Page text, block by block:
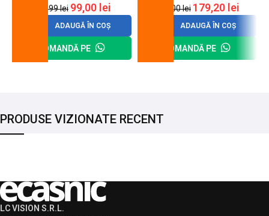
120,99lei 99,00 lei
ADAUGĂ ÎN COȘ
COMANDĂ PE
200,00lei 179,20 lei
ADAUGĂ ÎN COȘ
COMANDĂ PE
PRODUSE VIZIONATE RECENT
LC VISION S.R.L.